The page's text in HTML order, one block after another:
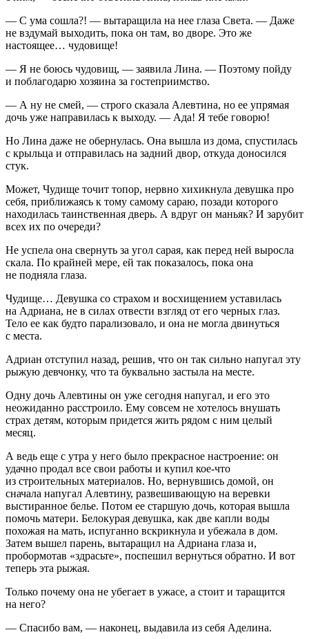
— С ума сошла?! — вытаращила на нее глаза Света. — Даже
не вздумай выходить, пока он там, во дворе. Это же
настоящее… чудовище!
— Я не боюсь чудовищ, — заявила Лина. — Поэтому пойду
и поблагодарю хозяина за гостеприимство.
— А ну не смей, — строго сказала Алевтина, но ее упрямая
дочь уже направилась к выходу. — Ада! Я тебе говорю!
Но Лина даже не обернулась. Она вышла из дома, спустилась
с крыльца и отправилась на задний двор, откуда доносился
стук.
Может, Чудище точит топор, нервно хихикнула девушка про
себя, приближаясь к тому самому сараю, позади которого
находилась таинственная дверь. А вдруг он маньяк? И зарубит
всех их по очереди?
Не успела она свернуть за угол сарая, как перед ней выросла
скала. По крайней мере, ей так показалось, пока она
не подняла глаза.
Чудище… Девушка со страхом и восхищением уставилась
на Адриана, не в силах отвести взгляд от его черных глаз.
Тело ее как будто парализовало, и она не могла двинуться
с места.
Адриан отступил назад, решив, что он так сильно напугал эту
рыжую девчонку, что та буквально застыла на месте.
Одну дочь Алевтины он уже сегодня напугал, и его это
неожиданно расстроило. Ему совсем не хотелось внушать
страх детям, которым придется жить рядом с ним целый
месяц.
А ведь еще с утра у него было прекрасное настроение: он
удачно продал все свои работы и купил кое-что
из строительных материалов. Но, вернувшись домой, он
сначала напугал Алевтину, развешивающую на веревки
выстиранное белье. Потом ее старшую дочь, которая вышла
помочь матери. Белокурая девушка, как две капли воды
похожая на мать, испуганно вскрикнула и убежала в дом.
Затем вышел парень, вытаращил на Адриана глаза и,
пробормотав «здрасьте», поспешил вернуться обратно. И вот
теперь эта рыжая.
Только почему она не убегает в ужасе, а стоит и таращится
на него?
— Спасибо вам, — наконец, выдавила из себя Аделина.